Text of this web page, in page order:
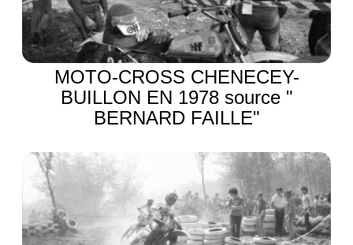
MOTO-CROSS CHENECEY-
BUILLON EN 1978 source "
BERNARD FAILLE"